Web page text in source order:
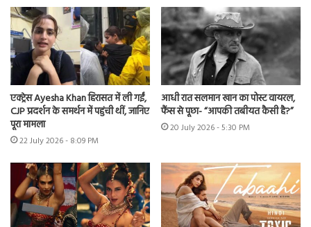
एक्ट्रेस Ayesha Khan हिरासत में ली गईं,
CJP प्रदर्शन के समर्थन में पहुंची थीं, जानिए
पूरा मामला
22 July 2026 - 8:09 PM
आधी रात सलमान खान का पोस्ट वायरल,
फैंस से पूछा- “आपकी तबीयत कैसी है?”
20 July 2026 - 5:30 PM